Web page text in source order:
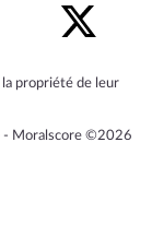
propriété de leur
‐ Moralscore ©2026